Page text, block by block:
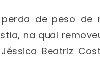
de peso
na qual
Beatriz